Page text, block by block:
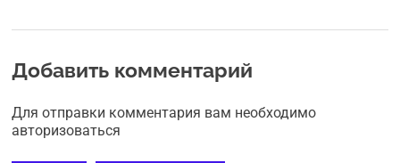
Добавить комментарий
Для отправки комментария вам необходимо
авторизоваться